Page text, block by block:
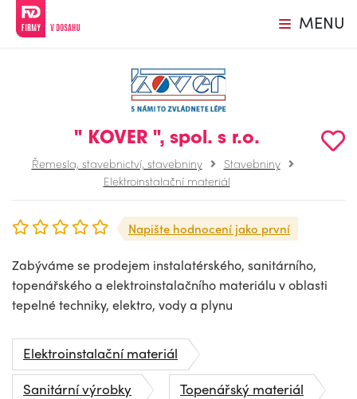
MENU
" KOVER ", spol. s r.o.
Řemesla, stavebnictví, stavebniny
Stavebniny
Elektroinstalační materiál
Napište hodnocení jako první
Zabýváme se prodejem instalatérského, sanitárního,
topenářského a elektroinstalačního materiálu v oblasti
tepelné techniky, elektro, vody a plynu
Elektroinstalační materiál
Sanitární výrobky
Topenářský materiál